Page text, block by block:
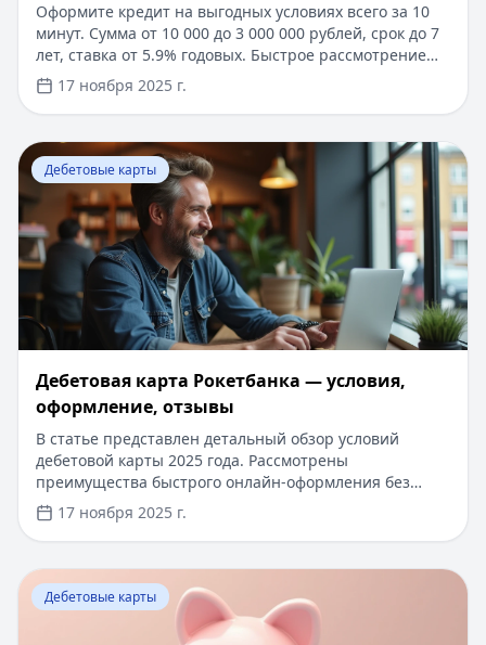
Оформите кредит на выгодных условиях всего за 10
минут. Сумма от 10 000 до 3 000 000 рублей, срок до 7
лет, ставка от 5.9% годовых. Быстрое рассмотрение
заявки без справок о доходах и поручителей.
Получение денег в день обращения. Специальные
условия для зарплатных клиентов. Возможность
полного оформления онлайн с моментальным
зачислением средств на карту. Узнайте, как получить
персональное предложение с пониженной ставкой
прямо сейчас.
17 ноября 2025 г.
Перейти к статье:Дебетовая карта Рокетбанка —
Дебетовые карты
Дебетовая карта Рокетбанка — условия,
оформление, отзывы
В статье представлен детальный обзор условий
дебетовой карты 2025 года. Рассмотрены
преимущества быстрого онлайн-оформления без
посещения офиса, система начисления кешбэка до
7% и дополнительные привилегии. Получите
моментальное одобрение кредита до 30 000 рублей
онлайн по паспорту, с возможностью первого займа
под 0% на срок до 30 дней. Быстрое решение за 15
минут, без справок о доходах и поручителей. Удобное
погашение через мобильное приложение.
17 ноября 2025 г.
Перейти к статье: Карта Уралсиб «Копилка» -
Дебетовые карты